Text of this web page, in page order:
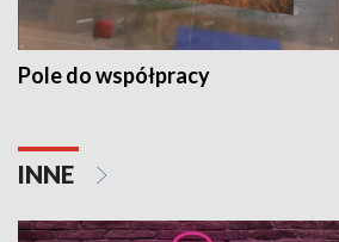
Pole do współpracy
INNE